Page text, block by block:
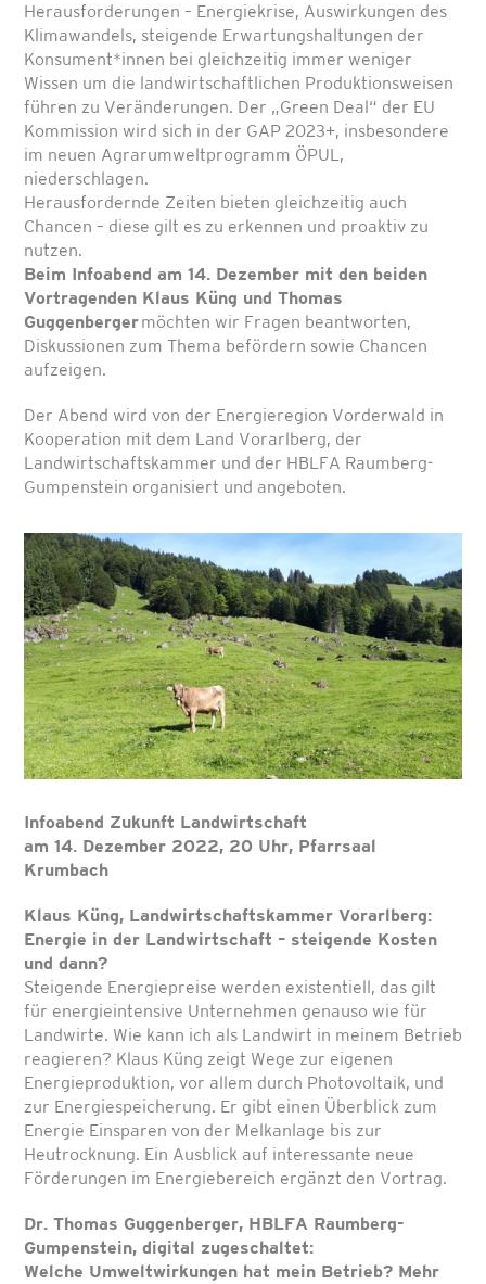
Herausforderungen – Energiekrise, Auswirkungen des
Klimawandels, steigende Erwartungshaltungen der
Konsument*innen bei gleichzeitig immer weniger
Wissen um die landwirtschaftlichen Produktionsweisen
führen zu Veränderungen. Der „Green Deal“ der EU
Kommission wird sich in der GAP 2023+, insbesondere
im neuen Agrarumweltprogramm ÖPUL,
niederschlagen.
Herausfordernde Zeiten bieten gleichzeitig auch
Chancen – diese gilt es zu erkennen und proaktiv zu
nutzen.
Beim Infoabend am 14. Dezember mit den beiden
Vortragenden Klaus Küng und Thomas
Guggenbergermöchten wir Fragen beantworten,
Diskussionen zum Thema befördern sowie Chancen
aufzeigen.
Der Abend wird von der Energieregion Vorderwald in
Kooperation mit dem Land Vorarlberg, der
Landwirtschaftskammer und der HBLFA Raumberg-
Gumpenstein organisiert und angeboten.
Infoabend Zukunft Landwirtschaft
am 14. Dezember 2022, 20 Uhr, Pfarrsaal
Krumbach
Klaus Küng, Landwirtschaftskammer Vorarlberg:
Energie in der Landwirtschaft – steigende Kosten
und dann?
Steigende Energiepreise werden existentiell, das gilt
für energieintensive Unternehmen genauso wie für
Landwirte. Wie kann ich als Landwirt in meinem Betrieb
reagieren? Klaus Küng zeigt Wege zur eigenen
Energieproduktion, vor allem durch Photovoltaik, und
zur Energiespeicherung. Er gibt einen Überblick zum
Energie Einsparen von der Melkanlage bis zur
Heutrocknung. Ein Ausblick auf interessante neue
Förderungen im Energiebereich ergänzt den Vortrag.
Dr. Thomas Guggenberger, HBLFA Raumberg-
Gumpenstein, digital zugeschaltet:
Welche Umweltwirkungen hat mein Betrieb? Mehr